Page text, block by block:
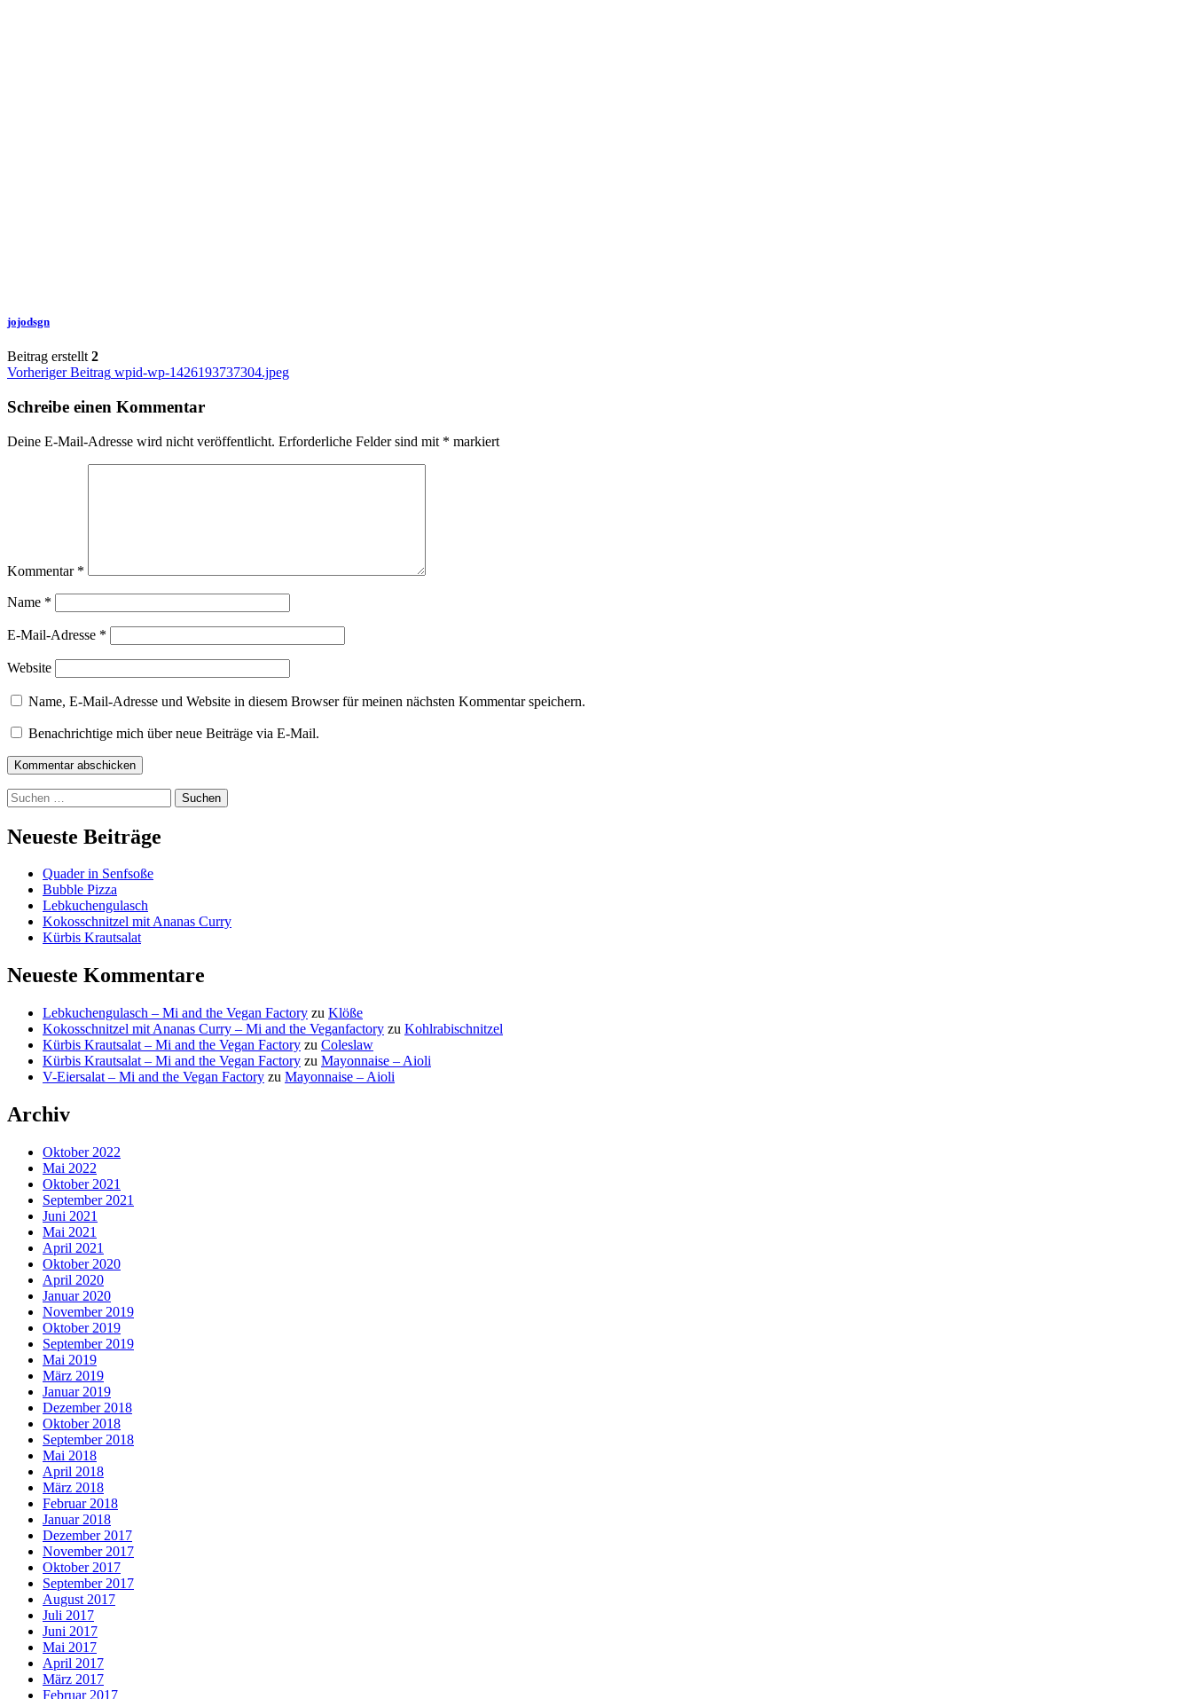
jojodsgn
Beitrag erstellt 2
Beitragsnavigation
Vorheriger Beitrag wpid-wp-1426193737304.jpeg
Schreibe einen Kommentar
Deine E-Mail-Adresse wird nicht veröffentlicht. Erforderliche Felder sind mit * markiert
Kommentar *
Name *
E-Mail-Adresse *
Website
Name, E-Mail-Adresse und Website in diesem Browser für meinen nächsten Kommentar speichern.
Benachrichtige mich über neue Beiträge via E-Mail.
Kommentar abschicken
Suchen
nach:
Neueste Beiträge
Quader in Senfsoße
Bubble Pizza
Lebkuchengulasch
Kokosschnitzel mit Ananas Curry
Kürbis Krautsalat
Neueste Kommentare
Lebkuchengulasch – Mi and the Vegan Factory zu Klöße
Kokosschnitzel mit Ananas Curry – Mi and the Veganfactory zu Kohlrabischnitzel
Kürbis Krautsalat – Mi and the Vegan Factory zu Coleslaw
Kürbis Krautsalat – Mi and the Vegan Factory zu Mayonnaise – Aioli
V-Eiersalat – Mi and the Vegan Factory zu Mayonnaise – Aioli
Archiv
Oktober 2022
Mai 2022
Oktober 2021
September 2021
Juni 2021
Mai 2021
April 2021
Oktober 2020
April 2020
Januar 2020
November 2019
Oktober 2019
September 2019
Mai 2019
März 2019
Januar 2019
Dezember 2018
Oktober 2018
September 2018
Mai 2018
April 2018
März 2018
Februar 2018
Januar 2018
Dezember 2017
November 2017
Oktober 2017
September 2017
August 2017
Juli 2017
Juni 2017
Mai 2017
April 2017
März 2017
Februar 2017